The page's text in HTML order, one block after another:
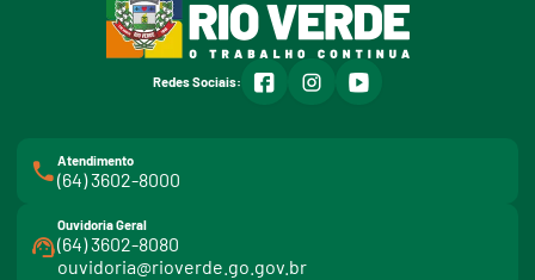
Redes Sociais: facebookinstagramyoutube
Atendimento
(64) 3602-8000
Ouvidoria Geral
(64) 3602-8080
ouvidoria@rioverde.go.gov.br